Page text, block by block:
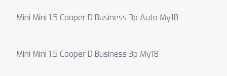
Mini Mini 1.5 Cooper D Business 3p Auto My18
Mini Mini 1.5 Cooper D Business 3p My18